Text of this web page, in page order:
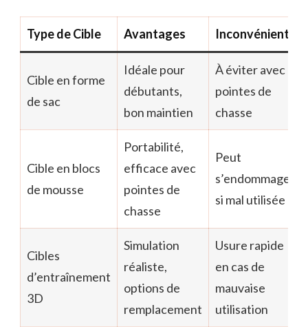
Type de Cible Avantages Inconvénients
Cible en forme
de sac
Idéale pour
débutants,
bon maintien
À éviter avec
pointes de
chasse
Cible en blocs
de mousse
Portabilité,
efficace avec
pointes de
chasse
Peut
s’endommager
si mal utilisée
Cibles
d’entraînement
3D
Simulation
réaliste,
options de
remplacement
Usure rapide
en cas de
mauvaise
utilisation